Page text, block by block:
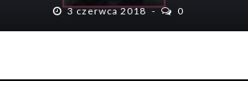
3 czerwca 2018
0